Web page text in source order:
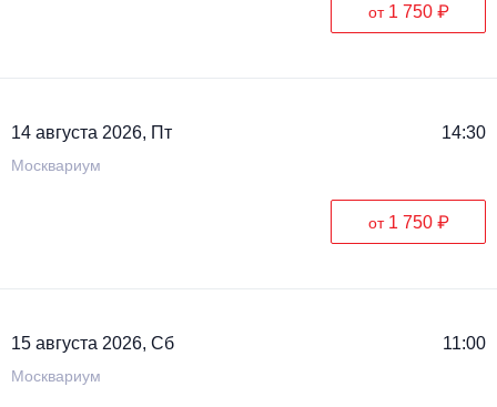
от 1 750 ₽
14 августа 2026, Пт 14:30
Москвариум
от 1 750 ₽
15 августа 2026, Сб 11:00
Москвариум